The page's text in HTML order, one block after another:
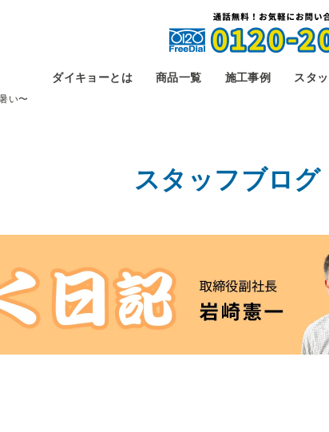
ダイキョーとは 商品一覧 施工事例 スタ
い〜
スタッフブログ